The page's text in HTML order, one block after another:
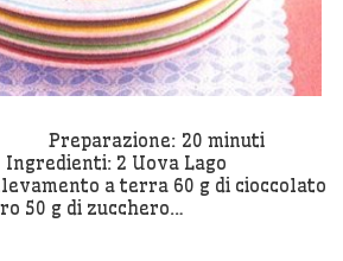
Preparazione: 20 minuti
2 Uova Lago
a terra 60 g di cioccolato
50 g di zucchero…